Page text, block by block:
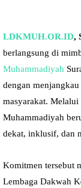
LDKMUH.OR.ID,
berlangsung di
Muhammadiyah
dengan
masyarakat.
Muhammadiyah
dekat, inklusif, dan
Komitmen tersebut
Lembaga Dakwah